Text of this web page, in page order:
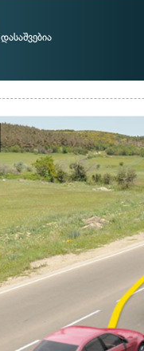
დასაშვებია